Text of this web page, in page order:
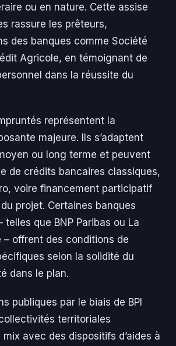
ou en nature. Cette assise
rassure les prêteurs,
des banques comme Société
Agricole, en témoignant de
dans la réussite du
représentent la
majeure. Ils s’adaptent
ou long terme et peuvent
de crédits bancaires classiques,
voire financement participatif
projet. Certaines banques
telles que BNP Paribas ou La
– offrent des conditions de
selon la solidité du
dans le plan.
publiques par le biais de BPI
territoriales
avec des dispositifs d’aides à